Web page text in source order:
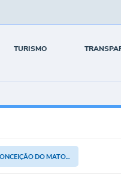
TURISMO
DO MATO...